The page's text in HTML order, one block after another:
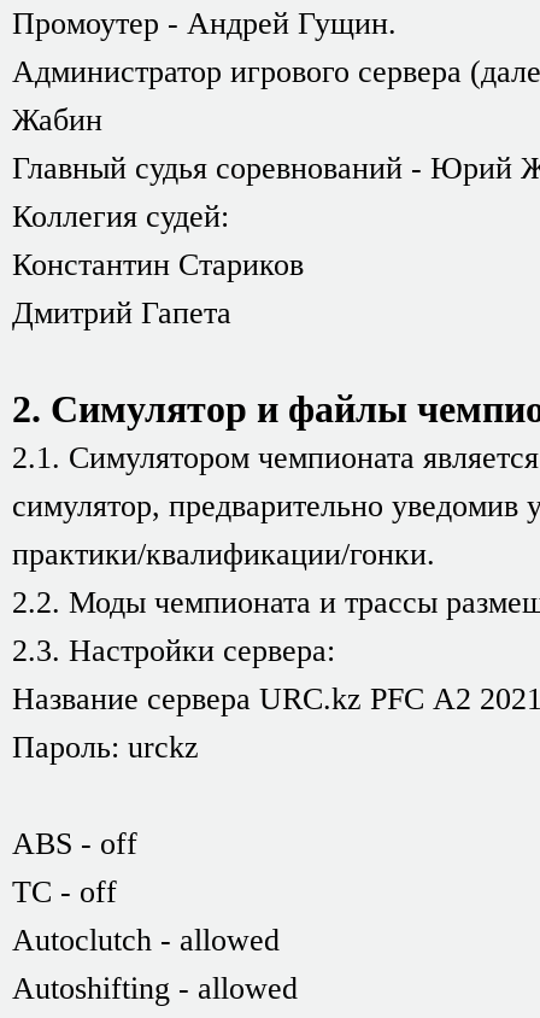
Промоутер - Андрей Гущин.
Администратор игрового сервера
Жабин
Главный судья соревнований - Юрий
Коллегия судей:
Константин Стариков
Дмитрий Гапета
2. Симулятор и файлы
2.1. Симулятором чемпионата
симулятор, предварительно уведомив
практики/квалификации/гонки.
2.2. Моды чемпионата и трассы
2.3. Настройки сервера:
Название сервера URC.kz PFС A2
Пароль: urckz
ABS - off
TC - off
Аutoclutch - allowed
Autoshifting - allowed